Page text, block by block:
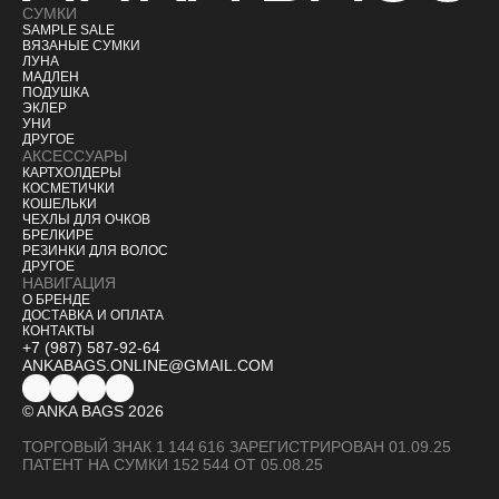
СУМКИ
SAMPLE SALE
ВЯЗАНЫЕ СУМКИ
ЛУНА
МАДЛЕН
ПОДУШКА
ЭКЛЕР
УНИ
ДРУГОЕ
АКСЕССУАРЫ
КАРТХОЛДЕРЫ
КОСМЕТИЧКИ
КОШЕЛЬКИ
ЧЕХЛЫ ДЛЯ ОЧКОВ
БРЕЛКИ РЕ
РЕЗИНКИ ДЛЯ ВОЛОС
ДРУГОЕ
НАВИГАЦИЯ
О БРЕНДЕ
ДОСТАВКА И ОПЛАТА
КОНТАКТЫ
+7 (987) 587-92-64
ANKABAGS.ONLINE@GMAIL.COM
© ANKA BAGS 2026
ТОРГОВЫЙ ЗНАК 1 144 616 ЗАРЕГИСТРИРОВАН 01.09.25
ПАТЕНТ НА СУМКИ 152 544 ОТ 05.08.25